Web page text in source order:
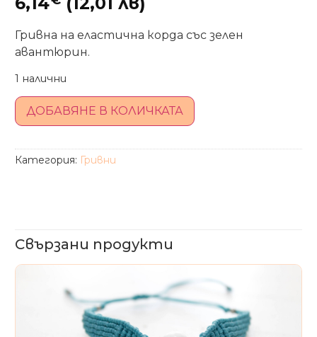
Гривна на еластична корда със зелен
авантюрин.
1 налични
ДОБАВЯНЕ В КОЛИЧКАТА
Категория: Гривни
Свързани продукти